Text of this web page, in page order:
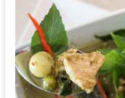
กับ
วงใน
แจก
ฟรี
LINE
GIFTCODE!